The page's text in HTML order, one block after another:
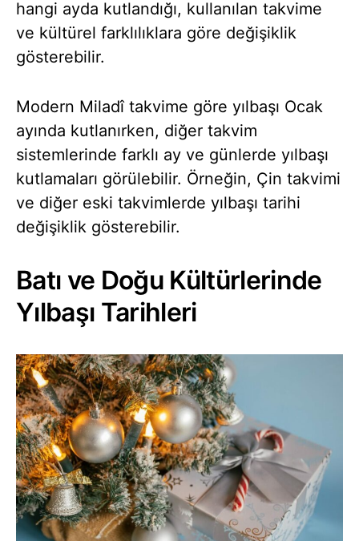
hangi ayda kutlandığı, kullanılan takvime
ve kültürel farklılıklara göre değişiklik
gösterebilir.
Modern Miladî takvime göre yılbaşı Ocak
ayında kutlanırken, diğer takvim
sistemlerinde farklı ay ve günlerde yılbaşı
kutlamaları görülebilir. Örneğin, Çin takvimi
ve diğer eski takvimlerde yılbaşı tarihi
değişiklik gösterebilir.
Batı ve Doğu Kültürlerinde
Yılbaşı Tarihleri